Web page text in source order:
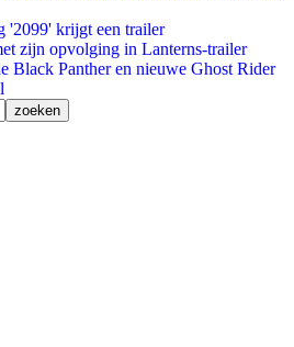
'2099' krijgt een trailer
zijn opvolging in Lanterns-trailer
Black Panther en nieuwe Ghost Rider